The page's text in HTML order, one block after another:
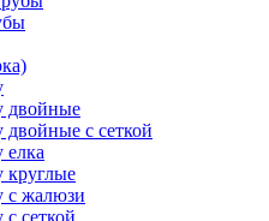
двoйные
с сеткой
круглые
с жалюзи
сеткой